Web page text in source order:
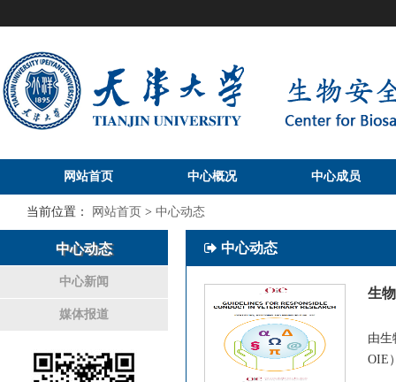
网站首页 中心概况 中心成员
当前位置： 网站首页 > 中心动态
中心动态
中心新闻
媒体报道
中心动态
生
由生
OIE